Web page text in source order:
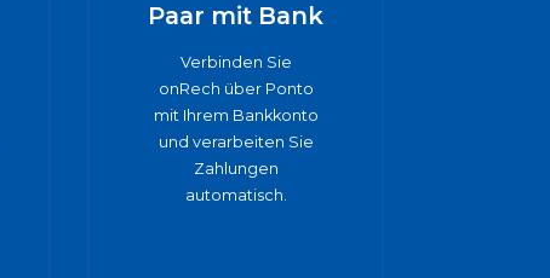
Paar mit Bank
Verbinden Sie
onRech über Ponto
mit Ihrem Bankkonto
und verarbeiten Sie
Zahlungen
automatisch.